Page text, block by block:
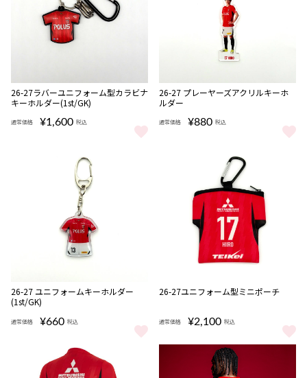
26-27ラバーユニフォーム型カラビナ
キーホルダー(1st/GK)
通常価格 ¥1,600 税込
26-27ラバーユニフォーム型カラビナキーホルダー(1st/GK) をもっ
26-27 プレーヤーズアクリルキーホ
ルダー
通常価格 ¥880 税込
26-27 プレーヤーズアクリルキ
NEW
26-27 ユニフォームキーホルダー
(1st/GK)
通常価格 ¥660 税込
26-27 ユニフォームキーホルダー(1st/GK) をもっと見る
NEW
26-27ユニフォーム型ミニポーチ
通常価格 ¥2,100 税込
26-27ユニフォーム型ミニポーチ